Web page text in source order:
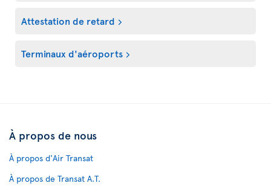
Attestation de retard
Terminaux d'aéroports
À propos de nous
À propos d'Air Transat
À propos de Transat A.T.